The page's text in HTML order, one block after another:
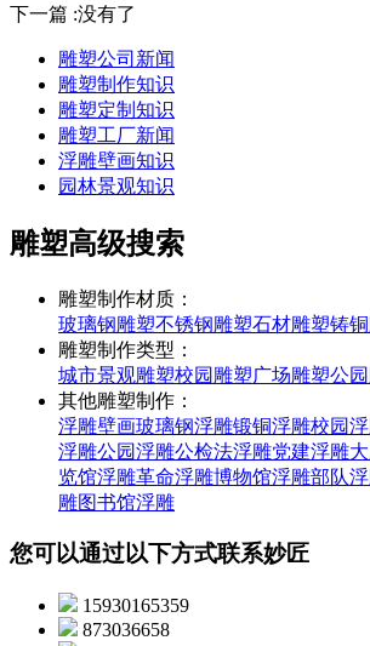
下一篇 :没有了
雕塑公司新闻
雕塑制作知识
雕塑定制知识
雕塑工厂新闻
浮雕壁画知识
园林景观知识
雕塑高级搜索
雕塑制作材质：
玻璃钢雕塑不锈钢雕塑石材雕塑铸
雕塑制作类型：
城市景观雕塑校园雕塑广场雕塑公
其他雕塑制作：
浮雕壁画玻璃钢浮雕锻铜浮雕校园
浮雕公园浮雕公检法浮雕党建浮雕
览馆浮雕革命浮雕博物馆浮雕部队
雕图书馆浮雕
您可以通过以下方式联系妙匠
15930165359
873036658